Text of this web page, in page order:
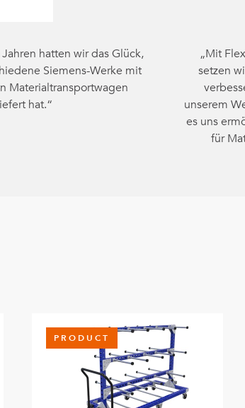
hatten wir das Glück,
Siemens-Werke mit
Materialtransportwagen
hat.“
„Mit
setzen
unserem
es uns
für
PRODUCT